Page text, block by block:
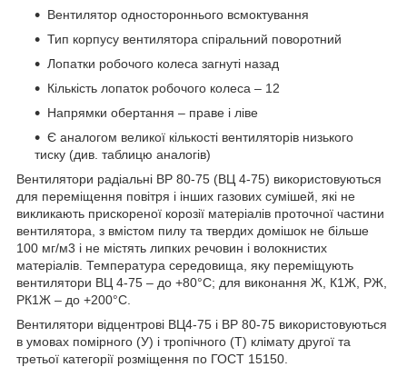
Вентилятор одностороннього всмоктування
Тип корпусу вентилятора спіральний поворотний
Лопатки робочого колеса загнуті назад
Кількість лопаток робочого колеса – 12
Напрямки обертання – праве і ліве
Є аналогом великої кількості вентиляторів низького
тиску (див. таблицю аналогів)
Вентилятори радіальні ВР 80-75 (ВЦ 4-75) використовуються
для переміщення повітря і інших газових сумішей, які не
викликають прискореної корозії матеріалів проточної частини
вентилятора, з вмістом пилу та твердих домішок не більше
100 мг/м3 і не містять липких речовин і волокнистих
матеріалів. Температура середовища, яку переміщують
вентилятори ВЦ 4-75 – до +80°С; для виконання Ж, К1Ж, РЖ,
РК1Ж – до +200°С.
Вентилятори відцентрові ВЦ4-75 і ВР 80-75 використовуються
в умовах помірного (У) і тропічного (Т) клімату другої та
третьої категорії розміщення по ГОСТ 15150.